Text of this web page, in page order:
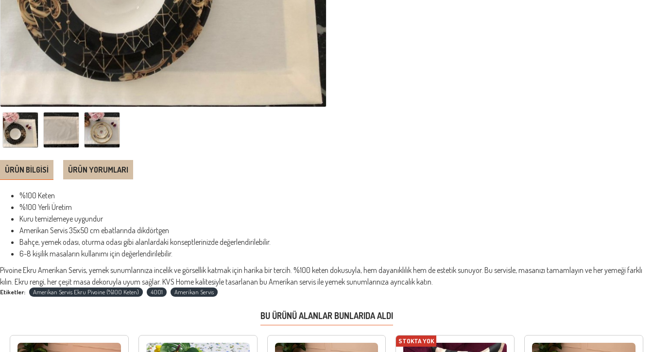
ÜRÜN BILGISI ÜRÜN YORUMLARI
%100 Keten
%100 Yerli Üretim
Kuru temizlemeye uygundur
Amerikan Servis 35x50 cm ebatlarında dikdörtgen
Bahçe, yemek odası, oturma odası gibi alanlardaki konseptlerinizde değerlendirilebilir.
6-8 kişilik masaların kullanımı için değerlendirilebilir.
Pivoine Ekru Amerikan Servis, yemek sunumlarınıza incelik ve görsellik katmak için harika bir tercih. %100 keten dokusuyla, hem dayanıklılık hem de estetik sunuyor. Bu servisle, masanızı tamamlayın ve her yemeği farklı
kılın. Ekru rengi, her çeşit masa dekoruyla uyum sağlar. KVS Home kalitesiyle tasarlanan bu Amerikan servis ile yemek sunumlarınıza ayrıcalık katın.
Etiketler: Amerikan Servis Ekru Pivoine (%100 Keten) 4001 Amerikan Servis
BU ÜRÜNÜ ALANLAR BUNLARIDA ALDI
STOKTA YOK